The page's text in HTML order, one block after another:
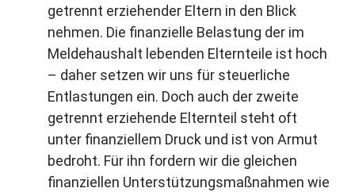
getrennt erziehender Eltern in den Blick
nehmen. Die finanzielle Belastung der im
Meldehaushalt lebenden Elternteile ist hoch
– daher setzen wir uns für steuerliche
Entlastungen ein. Doch auch der zweite
getrennt erziehende Elternteil steht oft
unter finanziellem Druck und ist von Armut
bedroht. Für ihn fordern wir die gleichen
finanziellen Unterstützungsmaßnahmen wie